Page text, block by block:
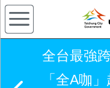
全台最強
「全A咖